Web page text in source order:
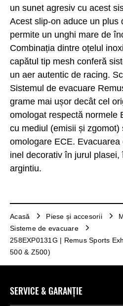
un sunet agresiv cu acest
Acest slip-on aduce un plus
permite un unghi mare de
Combinația dintre oțelul
capătul tip mesh conferă
un aer autentic de racing.
Sistemul de evacuare
grame mai ușor decât cel
omologat respectă normele
cu mediul (emisii și zgomot)
omologare ECE.
inel decorativ în jurul plasei,
argintiu.
Acasă Piese și accesorii
Sisteme de evacuare
258EXP0131G | Remus Sports
500 & Z500)
SERVICE & GARANȚIE